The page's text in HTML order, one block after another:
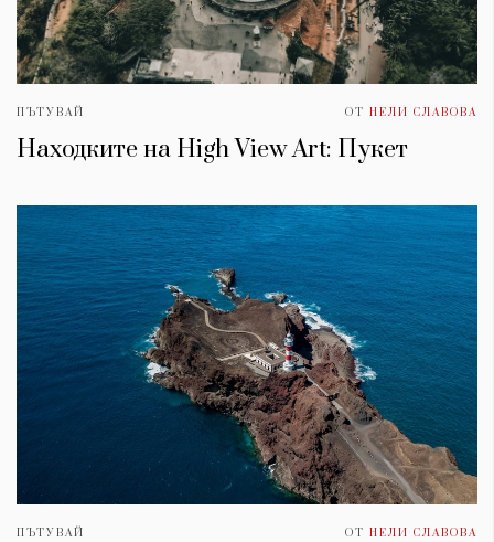
ПЪТУВАЙ ОТ НЕЛИ СЛАВОВА
Находките на High View Art: Пукет
ПЪТУВАЙ ОТ НЕЛИ СЛАВОВА